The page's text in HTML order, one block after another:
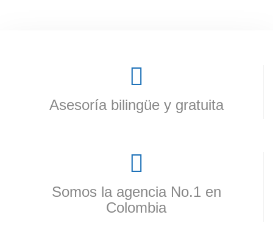
Asesoría bilingüe y gratuita
Somos la agencia No.1 en
Colombia